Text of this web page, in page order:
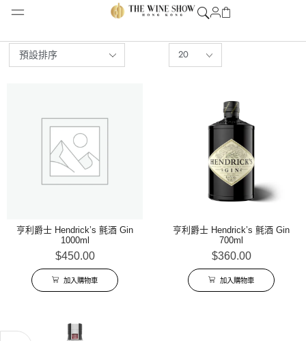
亨利爵士 Hendrick’s 氈酒 Gin
1000ml
$450.00
加入購物車
亨利爵士 Hendrick’s 氈酒 Gin
700ml
$360.00
加入購物車